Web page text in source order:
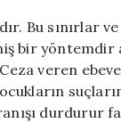
Bu sınırlar
bir
veren